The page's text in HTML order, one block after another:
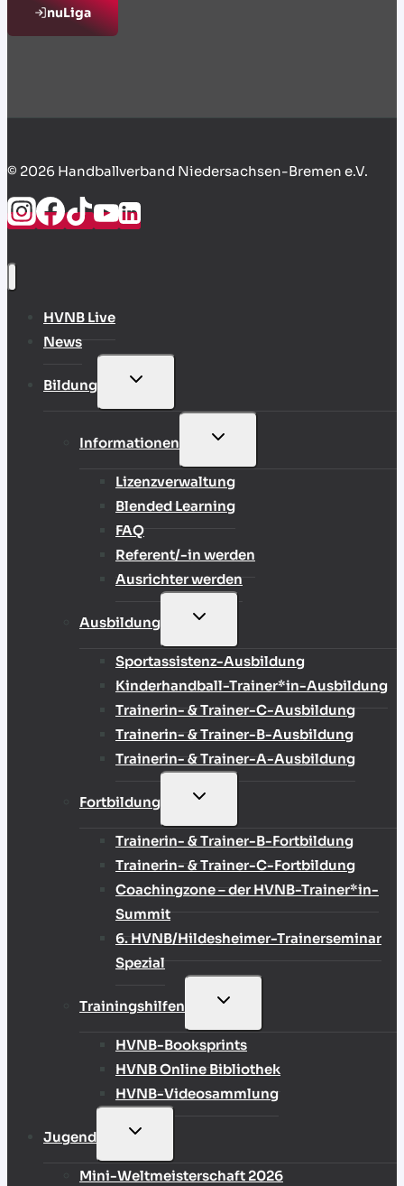
nuLiga
© 2026 Handballverband Niedersachsen-Bremen e.V.
HVNB Live
News
Bildung
UNTERMENÜ
Informationen
UNTERMENÜ
Lizenzverwaltung
Blended Learning
FAQ
Referent/-in werden
Ausrichter werden
Ausbildung
UNTERMENÜ
Sportassistenz-Ausbildung
Kinderhandball-Trainer*in-Ausbildung
Trainerin- & Trainer-C-Ausbildung
Trainerin- & Trainer-B-Ausbildung
Trainerin- & Trainer-A-Ausbildung
Fortbildung
UNTERMENÜ
Trainerin- & Trainer-B-Fortbildung
Trainerin- & Trainer-C-Fortbildung
Coachingzone – der HVNB-Trainer*in-
Summit
6. HVNB/Hildesheimer-Trainerseminar
Spezial
Trainingshilfen
UNTERMENÜ
HVNB-Booksprints
HVNB Online Bibliothek
HVNB-Videosammlung
Jugend
UNTERMENÜ
Mini-Weltmeisterschaft 2026